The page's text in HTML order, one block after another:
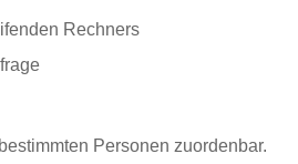
Rechners
Personen zuordenbar.